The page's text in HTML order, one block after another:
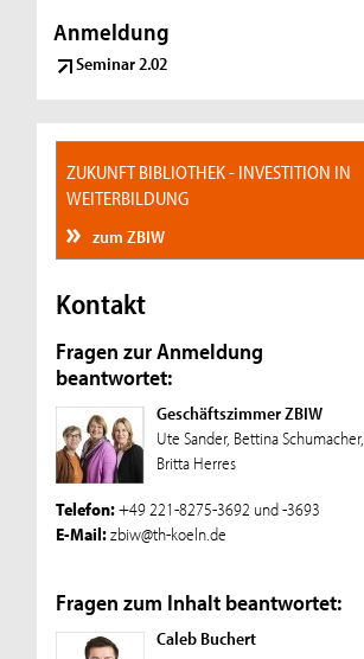
Anmeldung
Seminar 2.02
ZUKUNFT BIBLIOTHEK - INVESTITION IN
WEITERBILDUNG
zum ZBIW
Kontakt
Fragen zur Anmeldung
beantwortet:
Geschäftszimmer ZBIW
Ute Sander, Bettina Schumacher,
Britta Herres
Telefon:+49 221-8275-3692 und -3693
E-Mail:zbiw@th-koeln.de
Fragen zum Inhalt beantwortet:
Caleb Buchert